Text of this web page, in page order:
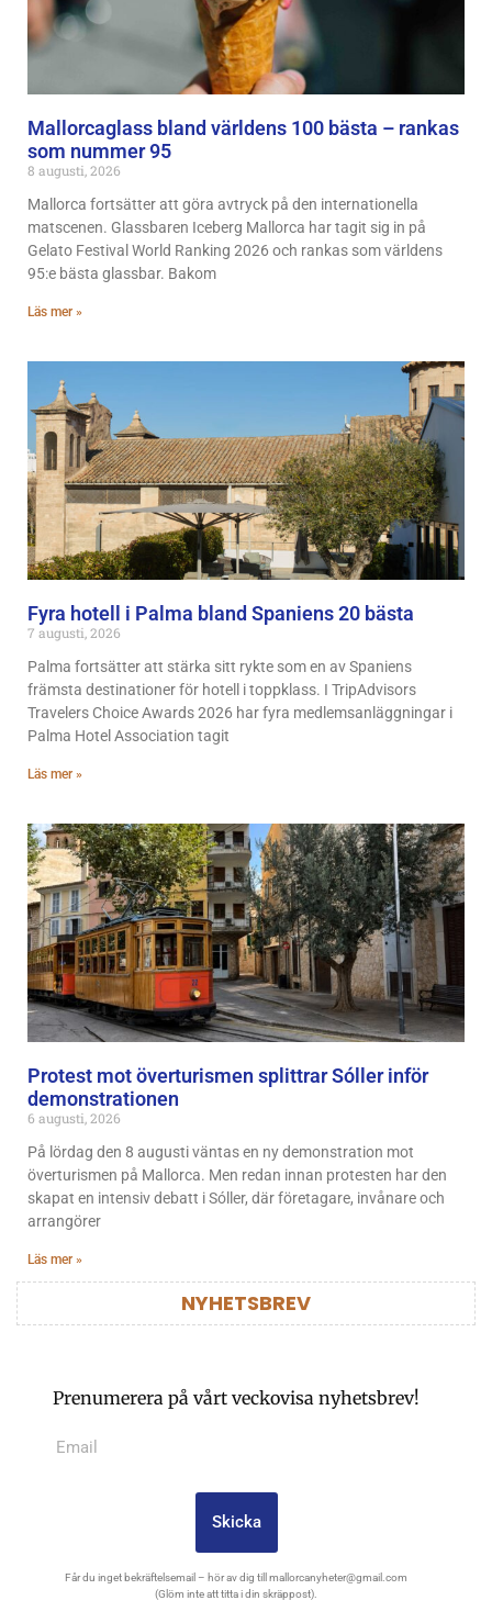
Mallorcaglass bland världens 100 bästa – rankas
som nummer 95
8 augusti, 2026
Mallorca fortsätter att göra avtryck på den internationella
matscenen. Glassbaren Iceberg Mallorca har tagit sig in på
Gelato Festival World Ranking 2026 och rankas som världens
95:e bästa glassbar. Bakom
Läs mer »
Fyra hotell i Palma bland Spaniens 20 bästa
7 augusti, 2026
Palma fortsätter att stärka sitt rykte som en av Spaniens
främsta destinationer för hotell i toppklass. I TripAdvisors
Travelers Choice Awards 2026 har fyra medlemsanläggningar i
Palma Hotel Association tagit
Läs mer »
Protest mot överturismen splittrar Sóller inför
demonstrationen
6 augusti, 2026
På lördag den 8 augusti väntas en ny demonstration mot
överturismen på Mallorca. Men redan innan protesten har den
skapat en intensiv debatt i Sóller, där företagare, invånare och
arrangörer
Läs mer »
NYHETSBREV
Prenumerera på vårt veckovisa nyhetsbrev!
Skicka
Får du inget bekräftelsemail – hör av dig till mallorcanyheter@gmail.com
(Glöm inte att titta i din skräppost).